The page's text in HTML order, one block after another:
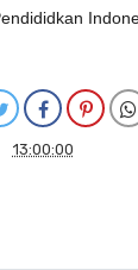
13:00:00